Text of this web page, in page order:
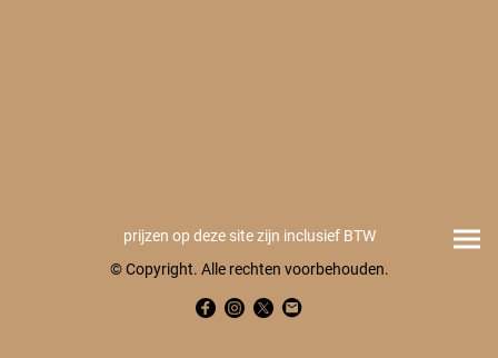
prijzen op deze site zijn inclusief BTW
© Copyright. Alle rechten voorbehouden.